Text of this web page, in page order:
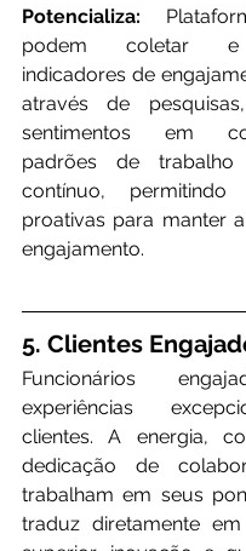
Potencializa:
podem coletar e
indicadores de
através de
sentimentos em
padrões de
contínuo, permitindo
proativas para manter
engajamento.
5. Clientes
Funcionários
experiências
clientes. A energia,
dedicação de
trabalham em seus
traduz diretamente em